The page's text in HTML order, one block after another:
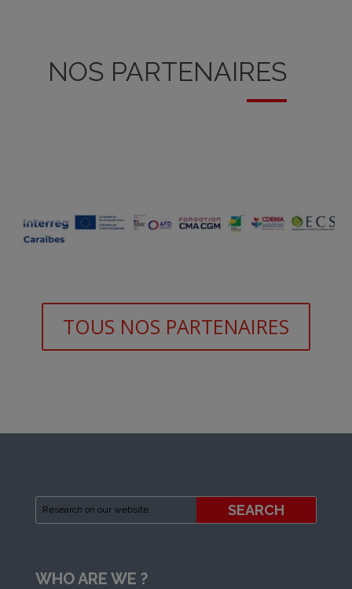
NOS PARTENAIRES
TOUS NOS PARTENAIRES
WHO ARE WE ?